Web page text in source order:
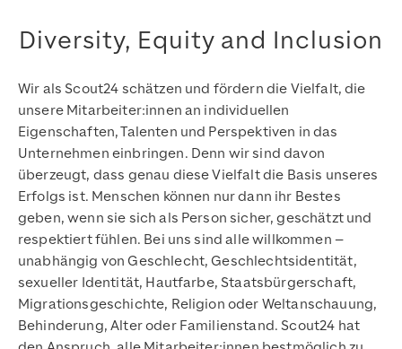
Diversity, Equity and Inclusion
Wir als Scout24 schätzen und fördern die Vielfalt, die
unsere Mitarbeiter:innen an individuellen
Eigenschaften, Talenten und Perspektiven in das
Unternehmen einbringen. Denn wir sind davon
überzeugt, dass genau diese Vielfalt die Basis unseres
Erfolgs ist. Menschen können nur dann ihr Bestes
geben, wenn sie sich als Person sicher, geschätzt und
respektiert fühlen. Bei uns sind alle willkommen –
unabhängig von Geschlecht, Geschlechtsidentität,
sexueller Identität, Hautfarbe, Staatsbürgerschaft,
Migrationsgeschichte, Religion oder Weltanschauung,
Behinderung, Alter oder Familienstand. Scout24 hat